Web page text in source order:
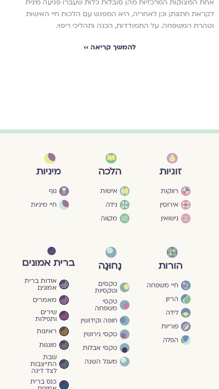
אחת המצוקות המרכזיות מהן סובלות כלות שעברו פגיעה מינית
לקראת חתונתן וכן לאחריה, היא המפגש עם הלכות חיי האישות
וטהרת המשפחה. על התמודדות, הכנה ותהליכי ריפוי.
להמשך קריאה ››
זוגיות
רווקות
אירוסין
נישואין
הלכה
אישות
נידה
מקווה
מיניות
גוף
חיי מיניות
הורות
חיי משפחה
הריון
לידה
פוריות
הפלה
נָחוּגָה
טקסים
וטקסיות
טקסי
משפחה
חופה וקידושין
טקסי גירושין
טקסי אבלות
מעגל השנה
ברית אמונים
אודות ברית
אמונים
מאמרים
שירים
ותפילות
ראיונות
מוגנוּת
שבת
התייצבות
לצד דינה
כנס ברית